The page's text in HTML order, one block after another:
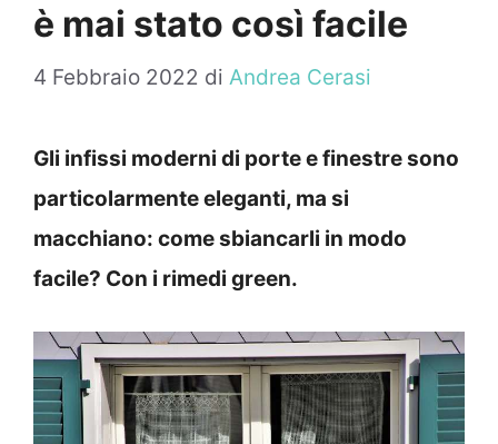
è mai stato così facile
4 Febbraio 2022 di Andrea Cerasi
Gli infissi moderni di porte e finestre sono
particolarmente eleganti, ma si
macchiano: come sbiancarli in modo
facile? Con i rimedi green.